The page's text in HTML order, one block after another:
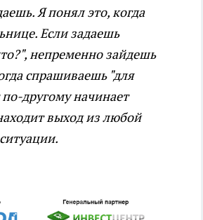
Я понял это, когда
Если задаешь
непременно зайдешь
спрашиваешь "для
по-другому начинает
выход из любой